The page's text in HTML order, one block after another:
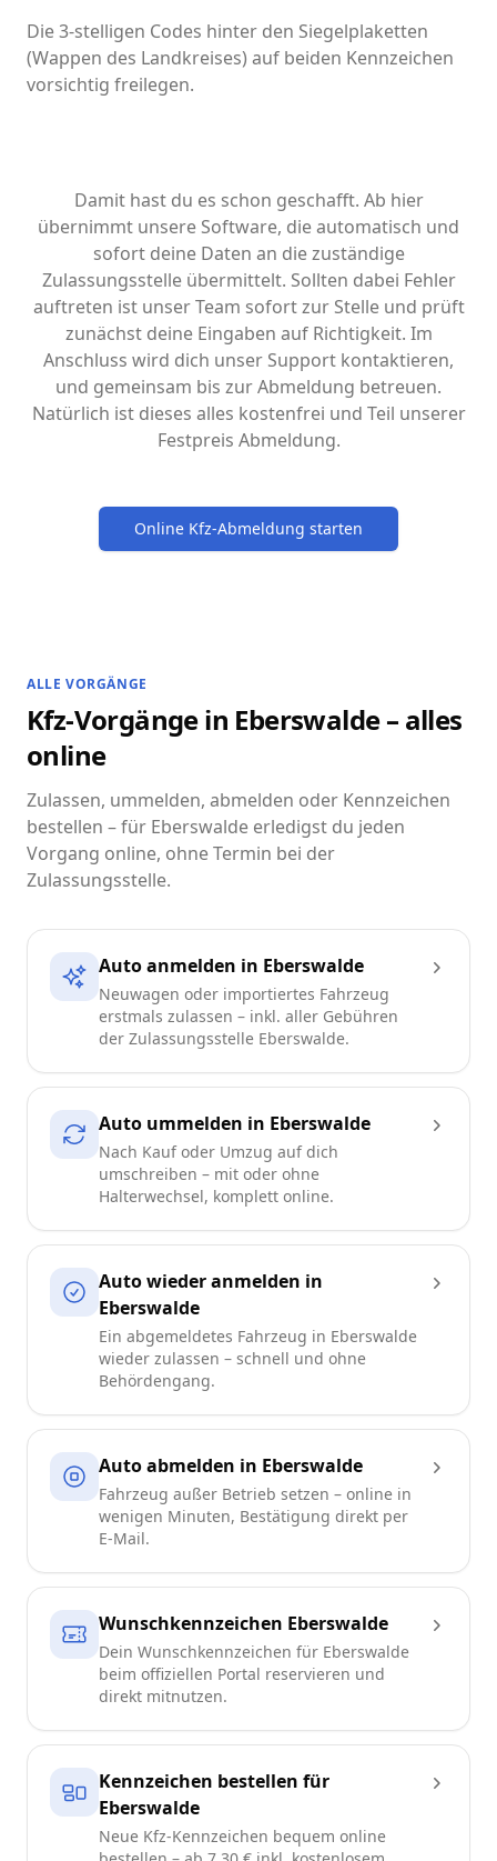
Die 3-stelligen Codes hinter den Siegelplaketten
(Wappen des Landkreises) auf beiden Kennzeichen
vorsichtig freilegen.
Damit hast du es schon geschafft. Ab hier
übernimmt unsere Software, die automatisch und
sofort deine Daten an die zuständige
Zulassungsstelle übermittelt. Sollten dabei Fehler
auftreten ist unser Team sofort zur Stelle und prüft
zunächst deine Eingaben auf Richtigkeit. Im
Anschluss wird dich unser Support kontaktieren,
und gemeinsam bis zur Abmeldung betreuen.
Natürlich ist dieses alles kostenfrei und Teil unserer
Festpreis Abmeldung.
Online Kfz-Abmeldung starten
ALLE VORGÄNGE
Kfz-Vorgänge in Eberswalde – alles
online
Zulassen, ummelden, abmelden oder Kennzeichen
bestellen – für Eberswalde erledigst du jeden
Vorgang online, ohne Termin bei der
Zulassungsstelle.
Auto anmelden in Eberswalde
Neuwagen oder importiertes Fahrzeug
erstmals zulassen – inkl. aller Gebühren
der Zulassungsstelle Eberswalde.
Auto ummelden in Eberswalde
Nach Kauf oder Umzug auf dich
umschreiben – mit oder ohne
Halterwechsel, komplett online.
Auto wieder anmelden in
Eberswalde
Ein abgemeldetes Fahrzeug in Eberswalde
wieder zulassen – schnell und ohne
Behördengang.
Auto abmelden in Eberswalde
Fahrzeug außer Betrieb setzen – online in
wenigen Minuten, Bestätigung direkt per
E-Mail.
Wunschkennzeichen Eberswalde
Dein Wunschkennzeichen für Eberswalde
beim offiziellen Portal reservieren und
direkt mitnutzen.
Kennzeichen bestellen für
Eberswalde
Neue Kfz-Kennzeichen bequem online